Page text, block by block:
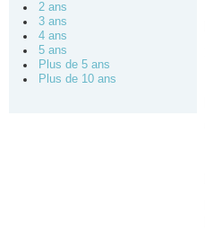
2 ans
3 ans
4 ans
5 ans
Plus de 5 ans
Plus de 10 ans